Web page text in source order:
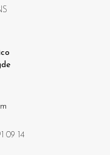
09 14